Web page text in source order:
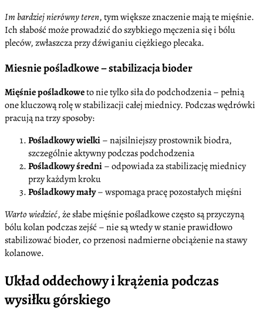
Im bardziej nierówny teren, tym większe znaczenie mają te mięśnie.
Ich słabość może prowadzić do szybkiego męczenia się i bólu
pleców, zwłaszcza przy dźwiganiu ciężkiego plecaka.
Miesnie pośladkowe – stabilizacja bioder
Mięśnie pośladkoweto nie tylko siła do podchodzenia – pełnią
one kluczową rolę w stabilizacji całej miednicy. Podczas wędrówki
pracują na trzy sposoby:
Pośladkowy wielki– najsilniejszy prostownik biodra,
szczególnie aktywny podczas podchodzenia
Pośladkowy średni– odpowiada za stabilizację miednicy
przy każdym kroku
Pośladkowy mały– wspomaga pracę pozostałych mięśni
Warto wiedzieć, że słabe mięśnie pośladkowe często są przyczyną
bólu kolan podczas zejść – nie są wtedy w stanie prawidłowo
stabilizować bioder, co przenosi nadmierne obciążenie na stawy
kolanowe.
Układ oddechowy i krążenia podczas
wysiłku górskiego